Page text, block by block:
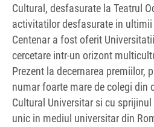
Cultural, desfasurate la Teatrul
activitatilor desfasurate in
Centenar a fost oferit
cercetare intr-un orizont
Prezent la decernarea
numar foarte mare de colegi din
Cultural Universitar si cu
unic in mediul universitar din